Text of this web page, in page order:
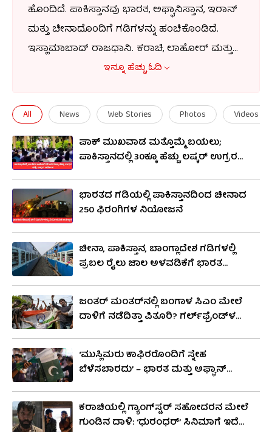
ಹೊಂದಿದೆ. ಪಾಕಿಸ್ತಾನವು ಭಾರತ, ಅಫ್ಘಾನಿಸ್ತಾನ, ಇರಾನ್
ಮತ್ತು ಚೀನಾದೊಂದಿಗೆ ಗಡಿಗಳನ್ನು ಹಂಚಿಕೊಂಡಿದೆ.
ಇಸ್ಲಾಮಾಬಾದ್ ರಾಜಧಾನಿ. ಕರಾಚಿ, ಲಾಹೋರ್ ಮತ್ತು
ಇಸ್ಲಾಮಾಬಾದ್ ಪ್ರಮುಖ ಆರ್ಥಿಕ ಮತ್ತು ಸಾಂಸ್ಕೃತಿಕ
ಸ್ವಾತಂತ್ರ್ಯವನ್ನು ಗಳಿಸಿದಾಗ ಭಾರತದಿಂದ ವಿಭಜನೆಗೊಂಡು
ಪಾಕಿಸ್ತಾನ ದೇಶವಾಯಿತು. ರಾಜಕೀಯ ಅಸ್ಥಿರತೆ,
ಸಾಮಾಜಿಕ-ಆರ್ಥಿಕ ಸಮಸ್ಯೆಗಳು ಮತ್ತು
ಭಾರತದೊಂದಿಗಿನ ಸಂಘರ್ಷಗಳು ಸೇರಿದಂತೆ ದೇಶವು
ಸವಾಲುಗಳನ್ನು ಎದುರಿಸಿದೆ. ಪಾಕಿಸ್ತಾನವು ಪರ್ವತಗಳು,
ಮರುಭೂಮಿಗಳು ಮತ್ತು ಅರೇಬಿಯನ್ ಸಮುದ್ರದ
ಉದ್ದಕ್ಕೂ ಕರಾವಳಿ ಸೇರಿದಂತೆ ವೈವಿಧ್ಯಮಯ
ಭೂದೃಶ್ಯಗಳಿಗೆ ಹೆಸರುವಾಸಿಯಾಗಿದೆ. ಕೈಗಾರಿಕೆಗಳು ಮತ್ತು
ಸೇವೆಗಳ ಜೊತೆಗೆ ಆರ್ಥಿಕತೆಯಲ್ಲಿ ಕೃಷಿ ಕ್ಷೇತ್ರವು ಪ್ರಮುಖ
ಪಾತ್ರವನ್ನು ವಹಿಸುತ್ತದೆ. ಸವಾಲುಗಳ ಹೊರತಾಗಿಯೂ,
ಪಾಕಿಸ್ತಾನವು ಭದ್ರತೆ, ಆರ್ಥಿಕತೆ ಮತ್ತು ರಾಜತಾಂತ್ರಿಕತೆಯ
ಜಾಗತಿಕ ಚರ್ಚೆಗಳಿಗೆ ಕೊಡುಗೆ ನೀಡುತ್ತದೆ. ರಾಷ್ಟ್ರದ
ಶ್ರೀಮಂತ ಸಾಂಸ್ಕೃತಿಕ ಪರಂಪರೆ, ವೈವಿಧ್ಯಮಯ
ಸಂಪ್ರದಾಯಗಳು ವಿಶ್ವ ವೇದಿಕೆಯಲ್ಲಿ ಅದರ ವಿಶಿಷ್ಟ
ಗುರುತಿಗೆ ಕಾರಣವಾಗಿದೆ.
ಇನ್ನೂ ಹೆಚ್ಚು ಓದಿ
All News Web Stories Photos Videos
ಪಾಕ್ ಮುಖವಾಡ ಮತ್ತೊಮ್ಮೆ ಬಯಲು;
ಪಾಕಿಸ್ತಾನದಲ್ಲಿ 30ಕ್ಕೂ ಹೆಚ್ಚು ಲಷ್ಕರ್ ಉಗ್ರರ
ಭಾರತದ ಗಡಿಯಲ್ಲಿ ಪಾಕಿಸ್ತಾನದಿಂದ ಚೀನಾದ
250 ಫಿರಂಗಿಗಳ ನಿಯೋಜನೆ
ಚೀನಾ, ಪಾಕಿಸ್ತಾನ, ಬಾಂಗ್ಲಾದೇಶ ಗಡಿಗಳಲ್ಲಿ
ಪ್ರಬಲ ರೈಲು ಜಾಲ ಅಳವಡಿಕೆಗೆ ಭಾರತ
ಜಂತರ್ ಮಂತರ್​ನಲ್ಲಿ ಬಂಗಾಳ ಸಿಎಂ ಮೇಲೆ
ದಾಳಿಗೆ ನಡೆದಿತ್ತಾ ಪಿತೂರಿ? ಗರ್ಲ್​ಫ್ರೆಂಡ್​ಳ
‘ಮುಸ್ಲಿಮರು ಕಾಫಿರರೊಂದಿಗೆ ಸ್ನೇಹ
ಬೆಳೆಸಬಾರದು’ – ಭಾರತ ಮತ್ತು ಅಫ್ಘಾನ್
ಕರಾಚಿಯಲ್ಲಿ ಗ್ಯಾಂಗ್‌ಸ್ಟರ್ ಸಹೋದರನ ಮೇಲೆ
ಗುಂಡಿನ ದಾಳಿ: ‘ಧುರಂಧರ್’ ಸಿನಿಮಾಗೆ ಇದೆ